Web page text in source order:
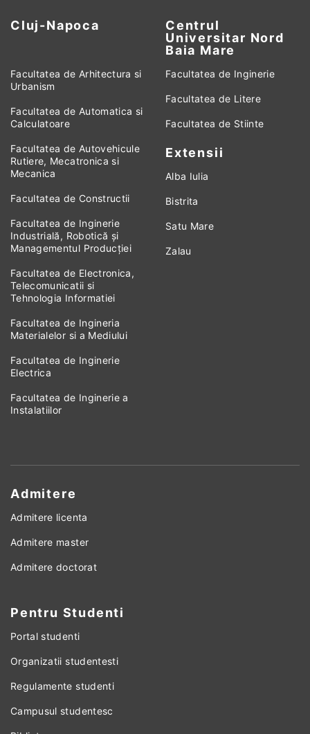
Cluj-Napoca
Centrul
Universitar Nord
Baia Mare
Facultatea de Arhitectura si
Urbanism
Facultatea de Automatica si
Calculatoare
Facultatea de Autovehicule
Rutiere, Mecatronica si
Mecanica
Facultatea de Constructii
Facultatea de Inginerie
Industrială, Robotică și
Managementul Producției
Facultatea de Electronica,
Telecomunicatii si
Tehnologia Informatiei
Facultatea de Ingineria
Materialelor si a Mediului
Facultatea de Inginerie
Electrica
Facultatea de Inginerie a
Instalatiilor
Facultatea de Inginerie
Facultatea de Litere
Facultatea de Stiinte
Extensii
Alba Iulia
Bistrita
Satu Mare
Zalau
Admitere
Admitere licenta
Admitere master
Admitere doctorat
Pentru Studenti
Portal studenti
Organizatii studentesti
Regulamente studenti
Campusul studentesc